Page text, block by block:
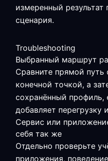
измеренный
сценария.
Troubleshooting
Выбранный маршрут
Сравните прямой
конечной точкой, а
сохранённый профиль,
добавляет перегрузку
Сервис или
себя так же
Отдельно проверьте
приложения,